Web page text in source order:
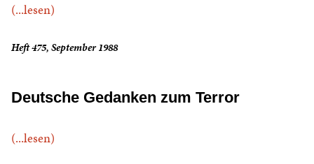
(...lesen)
Heft 475, September 1988
Deutsche Gedanken zum Terror
(...lesen)